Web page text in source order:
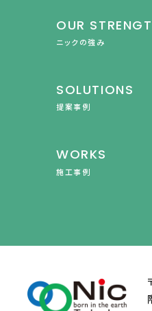
OUR
ニックの強み
SOLUTIONS
提案事例
WORKS
施工事例